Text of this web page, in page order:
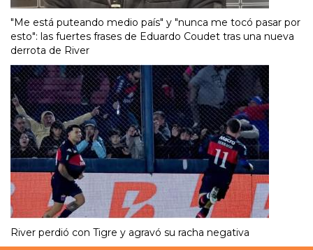
"Me está puteando medio país" y "nunca me tocó pasar por
esto": las fuertes frases de Eduardo Coudet tras una nueva
derrota de River
River perdió con Tigre y agravó su racha negativa